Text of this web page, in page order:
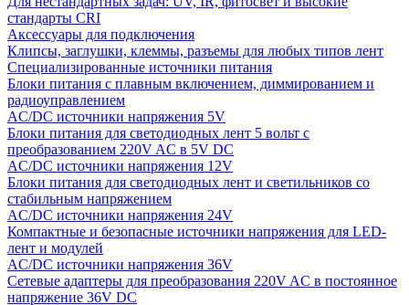
стандарты CRI
Аксессуары для подключения
Клипсы, заглушки, клеммы, разъемы для любых типов лент
Специализированные источники питания
Блоки питания с плавным включением, диммированием и
радиоуправлением
AC/DC источники напряжения 5V
Блоки питания для светодиодных лент 5 вольт с
преобразованием 220V AC в 5V DC
AC/DC источники напряжения 12V
Блоки питания для светодиодных лент и светильников со
стабильным напряжением
AC/DC источники напряжения 24V
Компактные и безопасные источники напряжения для LED-
лент и модулей
AC/DC источники напряжения 36V
Сетевые адаптеры для преобразования 220V AC в постоянное
напряжение 36V DC